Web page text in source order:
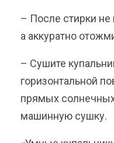
– После стирки не
а аккуратно
– Сушите
горизонтальной
прямых
машинную сушку.